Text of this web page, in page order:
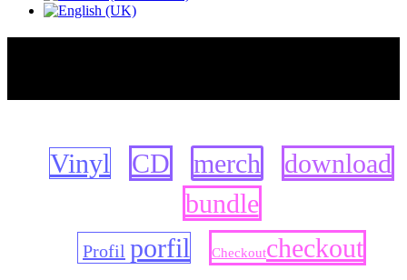
Vinyl CD merch
download
bundle
Profil porfil Checkoutcheckout